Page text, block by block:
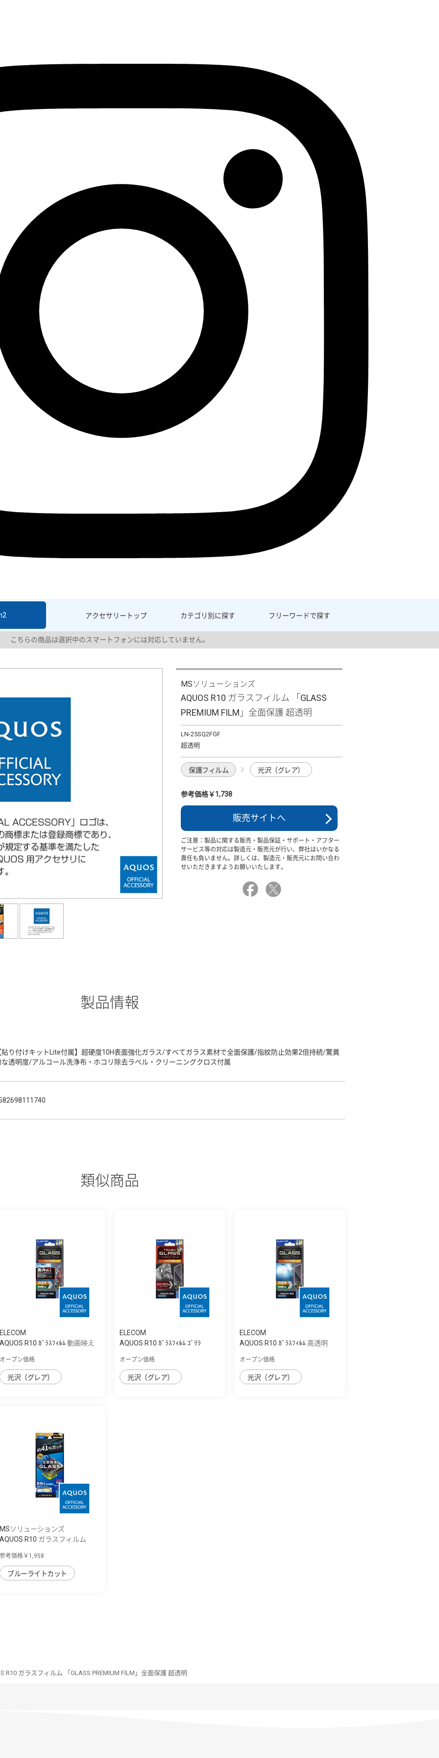
アクセサリー トップ カテゴリ別に探す フリーワードで探す
こちらの商品は選択中のスマートフォンには対応していません。
MSソリューションズ
AQUOS R10 ガラスフィルム 「GLASS
PREMIUM FILM」全面保護 超透明
LN-25SQ2FGF
超透明
保護フィルム 光沢（グレア）
参考価格￥1,738
販売サイトへ
ご注意：製品に関する販売・製品保証・サポート・アフター
サービス等の対応は製造元・販売元が行い、弊社はいかなる
責任も負いません。詳しくは、製造元・販売元にお問い合わ
せいただきますようお願いいたします。
製品情報
貼り付けキットLite付属】超硬度10H表面強化ガラス/すべてガラス素材で全面保護/指紋防止効果2倍持続/驚異
な透明度/アルコール洗浄布・ホコリ除去ラベル・クリーニングクロス付属
類似商品
ELECOM
AQUOS R10 ｶﾞﾗｽﾌｨﾙﾑ 動画映え
オープン価格
光沢（グレア）
ELECOM
AQUOS R10 ｶﾞﾗｽﾌｨﾙﾑ ｺﾞﾘﾗ
オープン価格
光沢（グレア）
ELECOM
AQUOS R10 ｶﾞﾗｽﾌｨﾙﾑ 高透明
オープン価格
光沢（グレア）
MSソリューションズ
AQUOS R10 ガラスフィルム
参考価格￥1,958
ブルーライトカット
R10 ガラスフィルム 「GLASS PREMIUM FILM」全面保護 超透明